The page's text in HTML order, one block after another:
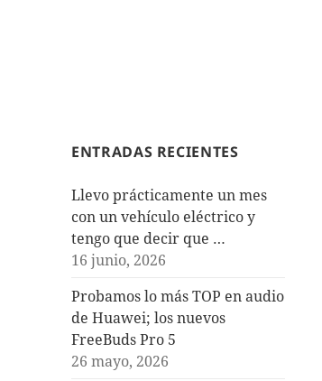
ENTRADAS RECIENTES
Llevo prácticamente un mes
con un vehículo eléctrico y
tengo que decir que …
16 junio, 2026
Probamos lo más TOP en audio
de Huawei; los nuevos
FreeBuds Pro 5
26 mayo, 2026